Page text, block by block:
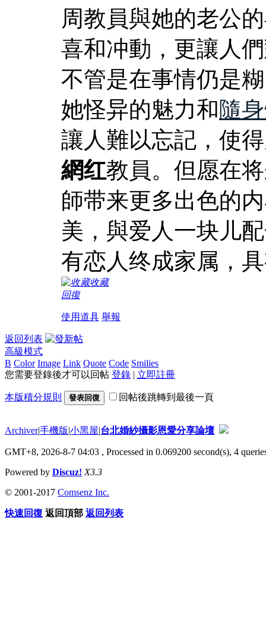
周教員與她的老公
喜和冲動，更讓人
不管是在事情仍是
她怪异的魅力和隨
讓人難以忘記，使
網红教員。但愿在
師带来更多出色的
美，與爱人一块儿
有恋人终成家属，
收藏
回復
使用道具 舉報
返回列表
高級模式
B Color Image Link Quote Code Smilies
您需要登錄後才可以回帖 登錄 | 立即註冊
本版積分規則 發表回復 回帖後跳轉到最後一頁
Archiver|手機版|小黑屋|台北婚紗攝影恩愛分享論壇
GMT+8, 2026-8-7 04:03 , Processed in 0.069200 second(s), 4
Powered by Discuz! X3.3
© 2001-2017 Comsenz Inc.
快速回復 返回頂部 返回列表